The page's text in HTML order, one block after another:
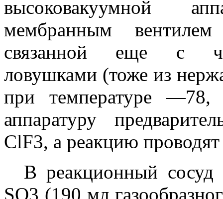
высоковакуумной
мембранным
связанной еще с
ловушками (тоже из
при температуре
аппаратуру
ClF3, а реакцию
В реакционный
SO3 (190 мл